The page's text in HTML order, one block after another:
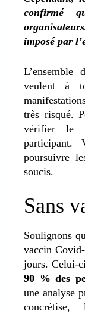
confirmé
imposé par
L’ensemble
veulent à
très risqué.
vérifier le
poursuivre
soucis.
Sans
Soulignons
vaccin
jours. Celui-
90 % des
une analyse
concrétise,